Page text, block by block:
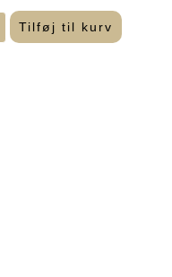
Tilføj til kurv